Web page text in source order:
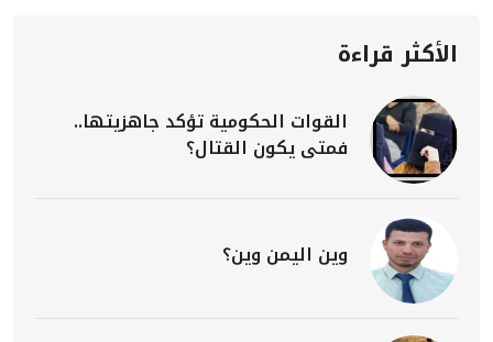
الأكثر قراءة
القوات الحكومية تؤكد جاهزيتها..
فمتى يكون القتال؟
وين اليمن وين؟